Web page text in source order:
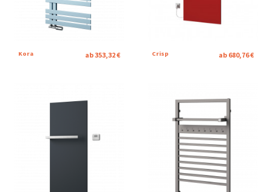
Kora ab 353,32 € Crisp ab 680,76 €